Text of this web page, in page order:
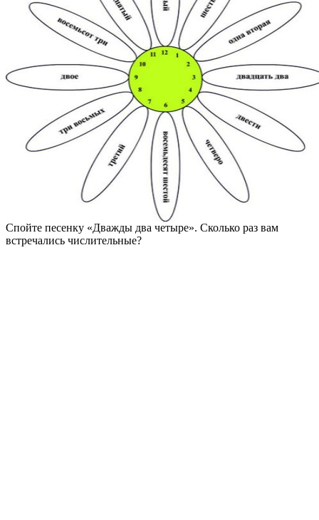
Спойте песенку «Дважды два четыре». Сколько раз вам
встречались числительные?